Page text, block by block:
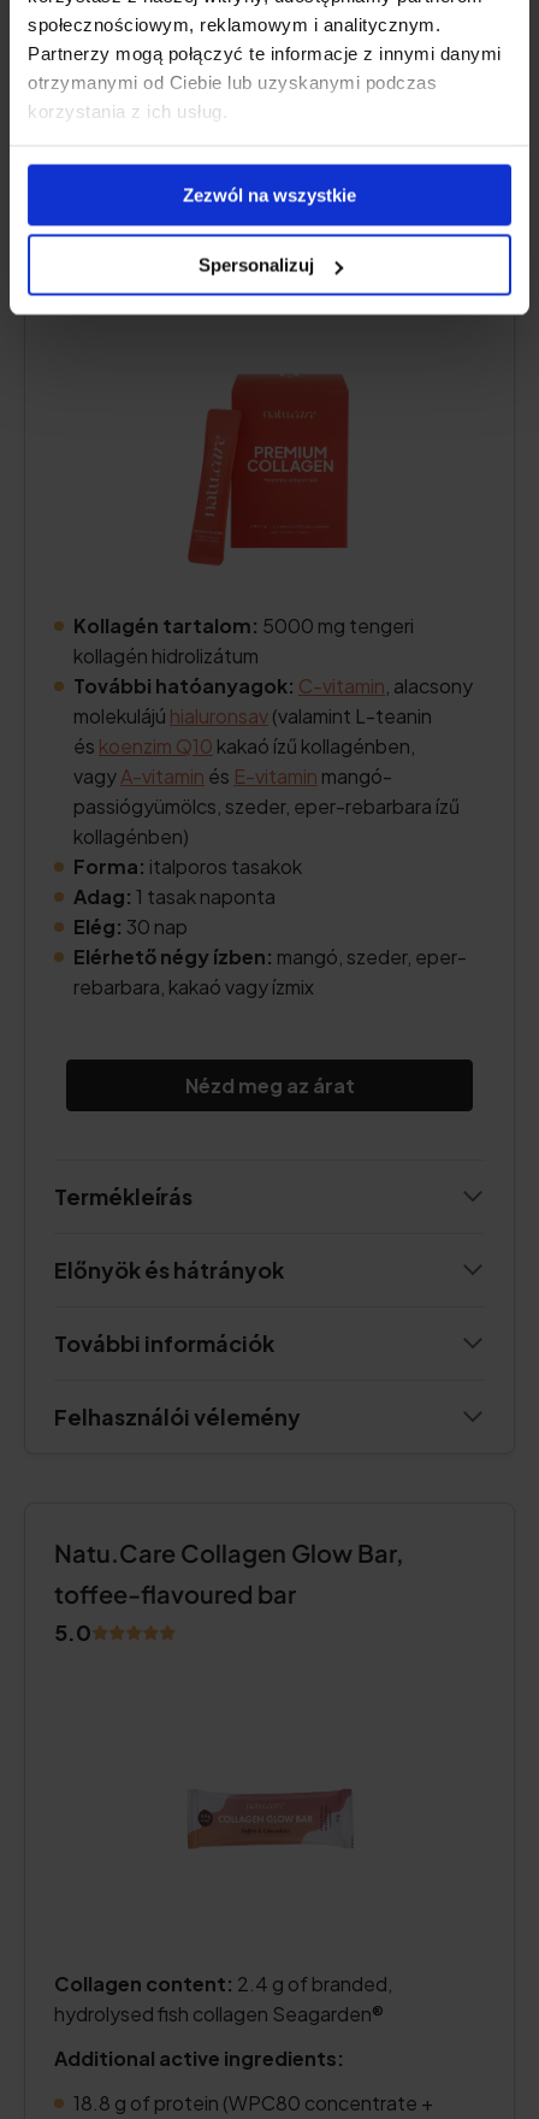
społecznościowym, reklamowym i analitycznym.
Partnerzy mogą połączyć te informacje z innymi danymi
otrzymanymi od Ciebie lub uzyskanymi podczas
korzystania z ich usług.
Zezwól na wszystkie
Spersonalizuj
Pros and Cons
FINOM GYÜMÖLCS ÍZ
Natu.Care Prémium Kollagén 5000
mg, eper-rebarbara
Kollagén tartalom: 5000 mg tengeri
kollagén hidrolizátum
További hatóanyagok: C-vitamin , alacsony
molekulájú hialuronsav(valamint L-teanin
és koenzim Q10 kakaó ízű kollagénben,
vagyA-vitamin és E-vitamin mangó-
passiógyümölcs, szeder, eper-rebarbara ízű
kollagénben)
Forma: italporos tasakok
Adag: 1 tasak naponta
Elég: 30 nap
Elérhető négy ízben: mangó, szeder, eper-
rebarbara, kakaó vagy ízmix
Nézd meg az árat
Termékleírás
Előnyök és hátrányok
További információk
Felhasználói vélemény
Natu.Care Collagen Glow Bar,
toffee-flavoured bar
5.0
Collagen content: 2.4 g of branded,
hydrolysed fish collagen Seagarden®
Additional active ingredients:
18.8 g of protein (WPC80 concentrate +